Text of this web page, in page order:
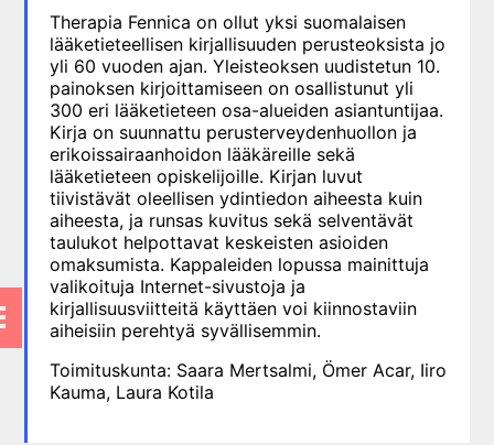
11. Suun ja leukojen sairaudet
12. Korva-, nenä- ja
kurkkutaudit
13. Ruoansulatuselinten
sairaudet
14. Endokrinologia
15. Veritaudit
16. Infektiotaudit
17. Matkailulääketiede
18. Iho- ja sukupuolitaudit
19. Naistentaudit, raskaus ja
synnytys
20. Perinnölliset sairaudet
21. Lastentaudit
Therapia Fennica on ollut yksi suomalaisen
lääketieteellisen kirjallisuuden perusteoksista jo
yli 60 vuoden ajan. Yleisteoksen uudistetun 10.
painoksen kirjoittamiseen on osallistunut yli
300 eri lääketieteen osa-alueiden asiantuntijaa.
Kirja on suunnattu perusterveydenhuollon ja
erikoissairaanhoidon lääkäreille sekä
lääketieteen opiskelijoille. Kirjan luvut
tiivistävät oleellisen ydintiedon aiheesta kuin
aiheesta, ja runsas kuvitus sekä selventävät
taulukot helpottavat keskeisten asioiden
omaksumista. Kappaleiden lopussa mainittuja
valikoituja Internet-sivustoja ja
kirjallisuusviitteitä käyttäen voi kiinnostaviin
aiheisiin perehtyä syvällisemmin.
Toimituskunta: Saara Mertsalmi, Ömer Acar, Iiro
Kauma, Laura Kotila